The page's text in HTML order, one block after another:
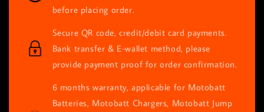
before placing order.
Secure QR code, credit/debit card payments.
Bank transfer & E-wallet method, please
provide payment proof for order confirmation.
6 months warranty, applicable for Motobatt
Batteries, Motobatt Chargers, Motobatt Jump